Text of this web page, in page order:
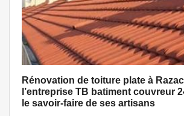
Rénovation de toiture plate à
l’entreprise TB batiment couvreur
le savoir-faire de ses artisans